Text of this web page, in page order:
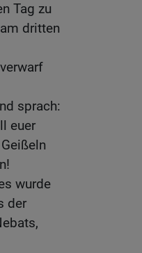
Tag zu
dritten
sprach:
euer
wurde
der